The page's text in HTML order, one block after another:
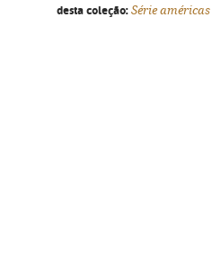
desta coleção: Série américas